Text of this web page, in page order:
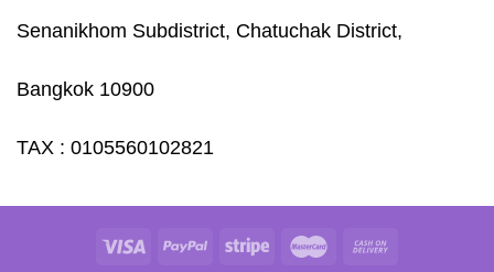
Senanikhom Subdistrict, Chatuchak District,
Bangkok 10900
TAX : 0105560102821